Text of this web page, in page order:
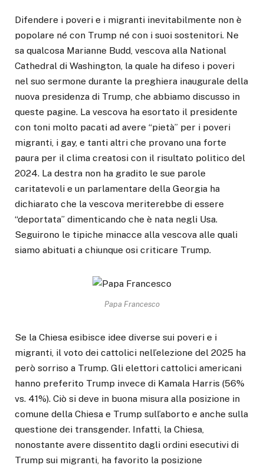
Difendere i poveri e i migranti inevitabilmente non è
popolare né con Trump né con i suoi sostenitori. Ne
sa qualcosa Marianne Budd, vescova alla National
Cathedral di Washington, la quale ha difeso i poveri
nel suo sermone durante la preghiera inaugurale della
nuova presidenza di Trump, che abbiamo discusso in
queste pagine. La vescova ha esortato il presidente
con toni molto pacati ad avere “pietà” per i poveri
migranti, i gay, e tanti altri che provano una forte
paura per il clima creatosi con il risultato politico del
2024. La destra non ha gradito le sue parole
caritatevoli e un parlamentare della Georgia ha
dichiarato che la vescova meriterebbe di essere
“deportata” dimenticando che è nata negli Usa.
Seguirono le tipiche minacce alla vescova alle quali
siamo abituati a chiunque osi criticare Trump.
Papa Francesco
Se la Chiesa esibisce idee diverse sui poveri e i
migranti, il voto dei cattolici nell’elezione del 2025 ha
però sorriso a Trump. Gli elettori cattolici americani
hanno preferito Trump invece di Kamala Harris (56%
vs. 41%). Ciò si deve in buona misura alla posizione in
comune della Chiesa e Trump sull’aborto e anche sulla
questione dei transgender. Infatti, la Chiesa,
nonostante avere dissentito dagli ordini esecutivi di
Trump sui migranti, ha favorito la posizione